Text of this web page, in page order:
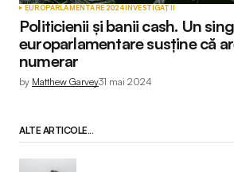
EUROPARLAMENTARE 2024INVESTIGAȚII
Politicienii și banii cash. Un
europarlamentare susține că
numerar
by Matthew Garvey31 mai 2024
ALTE ARTICOLE...